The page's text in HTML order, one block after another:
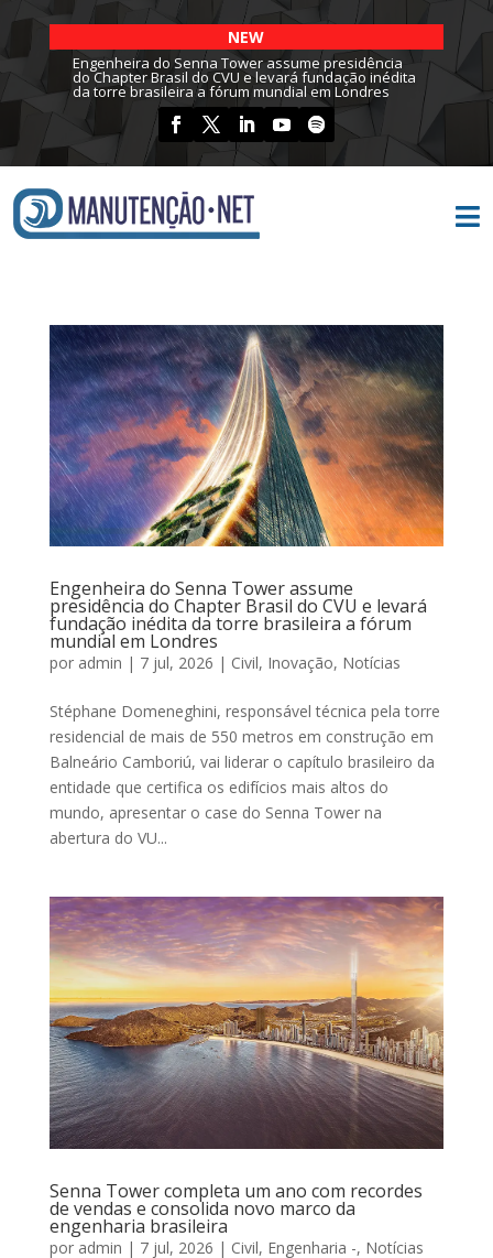
NEW
Engenheira do Senna Tower assume presidência
do Chapter Brasil do CVU e levará fundação inédita
da torre brasileira a fórum mundial em Londres

Engenheira do Senna Tower assume
presidência do Chapter Brasil do CVU e levará
fundação inédita da torre brasileira a fórum
mundial em Londres
por admin | 7 jul, 2026 | Civil, Inovação, Notícias
Stéphane Domeneghini, responsável técnica pela torre
residencial de mais de 550 metros em construção em
Balneário Camboriú, vai liderar o capítulo brasileiro da
entidade que certifica os edifícios mais altos do
mundo, apresentar o case do Senna Tower na
abertura do VU...
Senna Tower completa um ano com recordes
de vendas e consolida novo marco da
engenharia brasileira
por admin | 7 jul, 2026 | Civil, Engenharia -, Notícias